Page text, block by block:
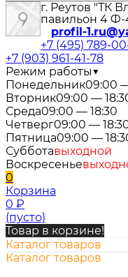
г. Реутов "ТК
павильон 4 Ф-
profil-
+7 (495) 789-
+7 (903) 961-41-78
Режим работы▼
Понедельник09:00
Вторник09:00 —
Среда09:00 — 18:30
Четверг09:00 —
Пятница09:00 —
Субботавыходной
Воскресенье
0
Корзина
0 ₽
(пусто)
Товар в корзине!
Каталог товаров
Каталог товаров